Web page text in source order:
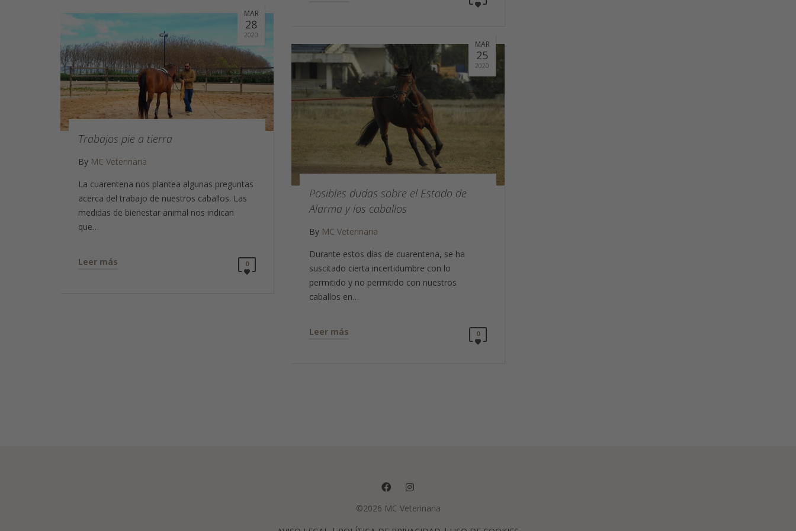
MAR
28
2020
Trabajos pie a tierra
By MC Veterinaria
La cuarentena nos plantea algunas preguntas
acerca del trabajo de nuestros caballos. Las
medidas de bienestar animal nos indican
que…
Leer más 0
MAR
25
2020
Posibles dudas sobre el Estado de
Alarma y los caballos
By MC Veterinaria
Durante estos días de cuarentena, se ha
suscitado cierta incertidumbre con lo
permitido y no permitido con nuestros
caballos en…
Leer más 0
©2026 MC Veterinaria